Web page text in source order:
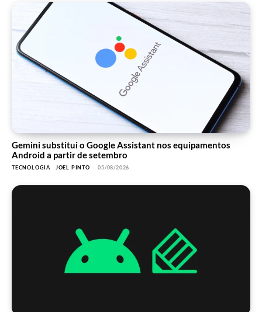
Gemini substitui o Google Assistant nos equipamentos
Android a partir de setembro
TECNOLOGIA JOEL PINTO - 05/08/2026